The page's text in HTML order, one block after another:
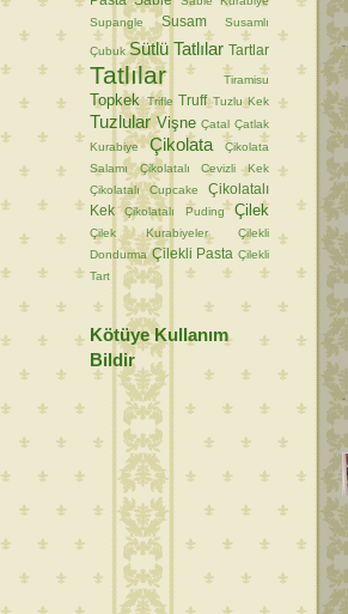
Supangle
Susam Susamlı
Çubuk Sütlü Tatlılar Tartlar
Tatlılar Tiramisu
Topkek Trifle Truff Tuzlu Kek
Tuzlular Vişne Çatal Çatlak
Kurabiye
Çikolata
Çikolata
Salamı
Çikolatalı Cevizli Kek
Çikolatalı Cupcake
Çikolatalı
Kek
Çikolatalı Puding Çilek
Çilek Kurabiyeler
Çilekli
Dondurma Çilekli Pasta Çilekli
Tart
Kötüye Kullanım
Bildir